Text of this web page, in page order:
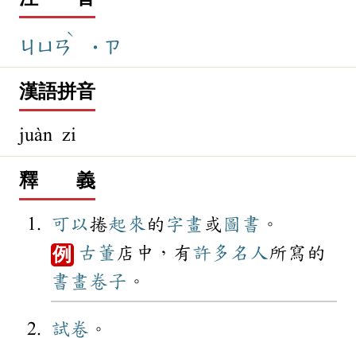
ㄐㄩㄢ
ˋ
˙ㄗ
漢語拼音
juàn zi
釋 義
可以捲起來的 字畫 或 圖書 。
例 古董 店中，有許多 名人所寫的
書畫 卷子 。
試卷 。